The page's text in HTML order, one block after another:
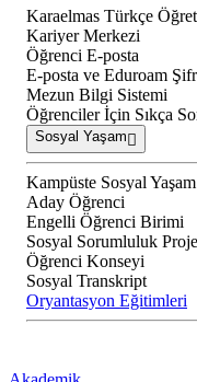
Karaelmas Türkçe
Kariyer Merkezi
Öğrenci E-posta
E-posta ve Eduroam
Mezun Bilgi Sistemi
Öğrenciler İçin Sıkça
Sosyal Yaşam
Kampüste Sosyal Yaşam
Aday Öğrenci
Engelli Öğrenci Birimi
Sosyal Sorumluluk
Öğrenci Konseyi
Sosyal Transkript
Oryantasyon Eğitimleri